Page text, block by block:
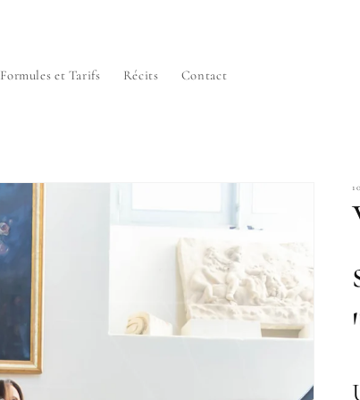
Formules et Tarifs Récits Contact